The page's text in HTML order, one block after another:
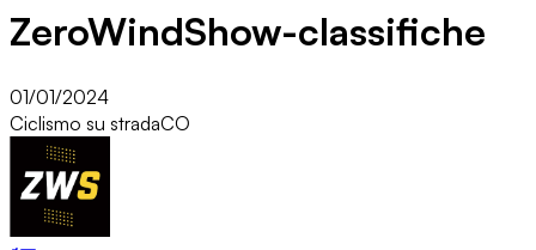
ZeroWindShow-classifiche
01/01/2024
Ciclismo su stradaCO